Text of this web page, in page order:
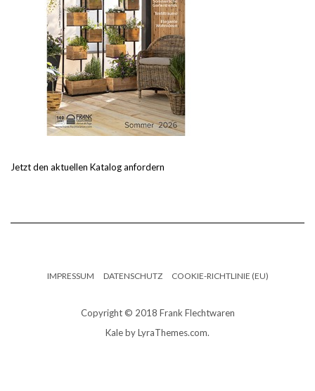
Jetzt den aktuellen Katalog anfordern
IMPRESSUM DATENSCHUTZ COOKIE-RICHTLINIE (EU)
Copyright © 2018 Frank Flechtwaren
Kaleby LyraThemes.com.